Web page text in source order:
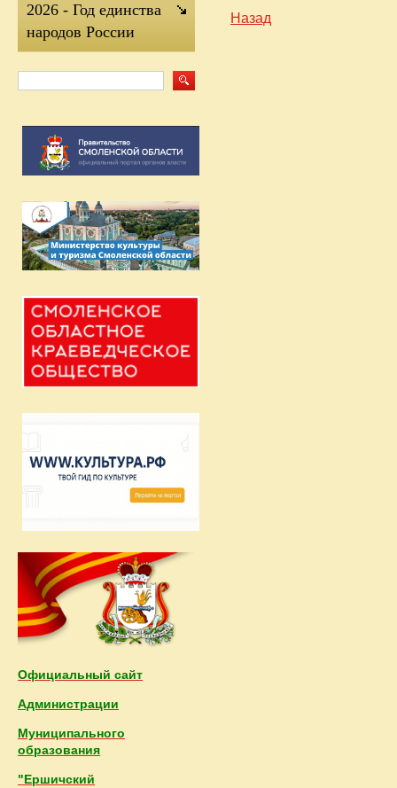
Назад
2026 - Год единства
народов России
Официальный сайт
Администрации
Муниципального
образования
"Ершичский